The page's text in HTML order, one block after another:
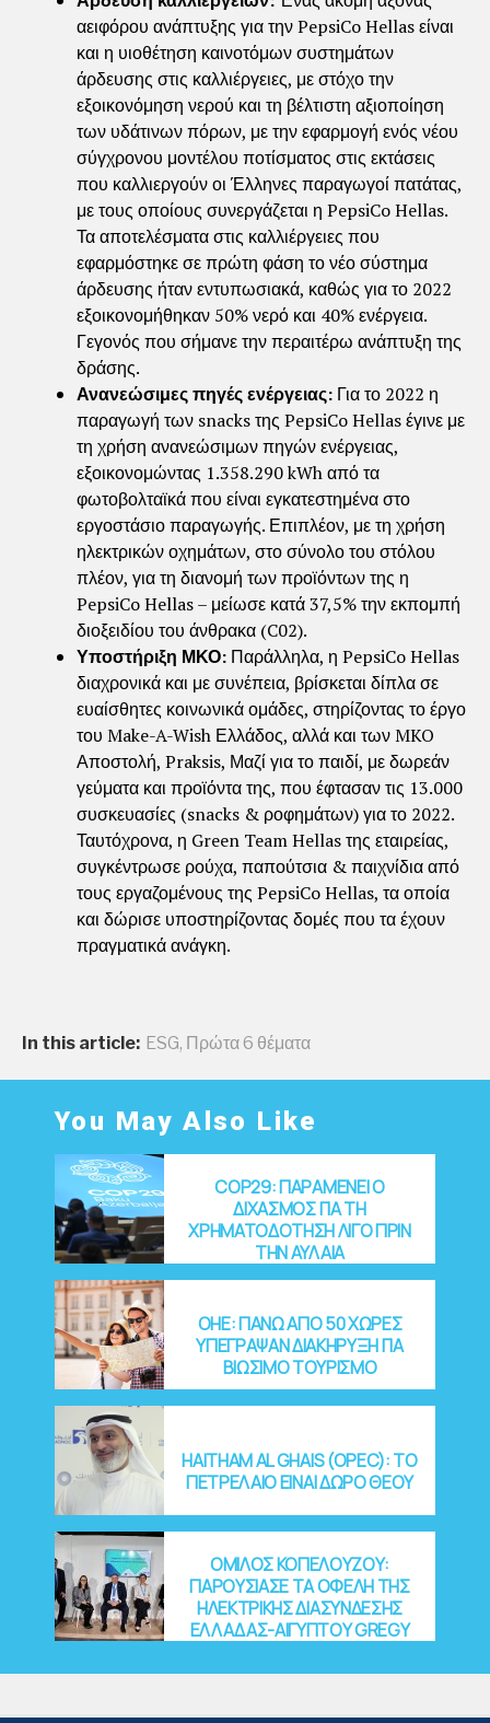
αειφόρου ανάπτυξης για την PepsiCo Hellas είναι
και η υιοθέτηση καινοτόμων συστημάτων
άρδευσης στις καλλιέργειες, με στόχο την
εξοικονόμηση νερού και τη βέλτιστη αξιοποίηση
των υδάτινων πόρων, με την εφαρμογή ενός νέου
σύγχρονου μοντέλου ποτίσματος στις εκτάσεις
που καλλιεργούν οι Έλληνες παραγωγοί πατάτας,
με τους οποίους συνεργάζεται η PepsiCo Hellas.
Τα αποτελέσματα στις καλλιέργειες που
εφαρμόστηκε σε πρώτη φάση το νέο σύστημα
άρδευσης ήταν εντυπωσιακά, καθώς για το 2022
εξοικονομήθηκαν 50% νερό και 40% ενέργεια.
Γεγονός που σήμανε την περαιτέρω ανάπτυξη της
δράσης.
Ανανεώσιμες πηγές ενέργειας: Για το 2022 η
παραγωγή των snacks της PepsiCo Hellas έγινε με
τη χρήση ανανεώσιμων πηγών ενέργειας,
εξοικονομώντας 1.358.290 kWh από τα
φωτοβολταϊκά που είναι εγκατεστημένα στο
εργοστάσιο παραγωγής. Επιπλέον, με τη χρήση
ηλεκτρικών οχημάτων, στο σύνολο του στόλου
πλέον, για τη διανομή των προϊόντων της η
PepsiCo Hellas – μείωσε κατά 37,5% την εκπομπή
διοξειδίου του άνθρακα (C02).
Υποστήριξη ΜΚΟ: Παράλληλα, η PepsiCo Hellas
διαχρονικά και με συνέπεια, βρίσκεται δίπλα σε
ευαίσθητες κοινωνικά ομάδες, στηρίζοντας το έργο
του Make-A-Wish Ελλάδος, αλλά και των MKO
Αποστολή, Praksis, Μαζί για το παιδί, με δωρεάν
γεύματα και προϊόντα της, που έφτασαν τις 13.000
συσκευασίες (snacks & ροφημάτων) για το 2022.
Ταυτόχρονα, η Green Team Hellas της εταιρείας,
συγκέντρωσε ρούχα, παπούτσια & παιχνίδια από
τους εργαζομένους της PepsiCo Hellas, τα οποία
και δώρισε υποστηρίζοντας δομές που τα έχουν
πραγματικά ανάγκη.
In this article: ESG, Πρώτα 6 θέματα
You May Also Like
COP29: ΠΑΡΑΜΕΝΕΙ Ο
ΔΙΧΑΣΜΟΣ ΓΙΑ ΤΗ
ΧΡΗΜΑΤΟΔΟΤΗΣΗ ΛΙΓΟ ΠΡΙΝ
ΤΗΝ ΑΥΛΑΙΑ
OHE: ΠΑΝΩ ΑΠΟ 50 ΧΩΡΕΣ
ΥΠΕΓΡΑΨΑΝ ΔΙΑΚΗΡΥΞΗ ΓΙΑ
ΒΙΩΣΙΜΟ ΤΟΥΡΙΣΜΟ
HAITHAM AL GHAIS (OPEC): ΤΟ
ΠΕΤΡΕΛΑΙΟ ΕΙΝΑΙ ΔΩΡΟ ΘΕΟΥ
ΟΜΙΛΟΣ ΚΟΠΕΛΟΥΖΟΥ:
ΠΑΡΟΥΣΙΑΣΕ ΤΑ ΟΦΕΛΗ ΤΗΣ
ΗΛΕΚΤΡΙΚΗΣ ΔΙΑΣΥΝΔΕΣΗΣ
ΕΛΛΑΔΑΣ-ΑΙΓΥΠΤΟΥ GREGY